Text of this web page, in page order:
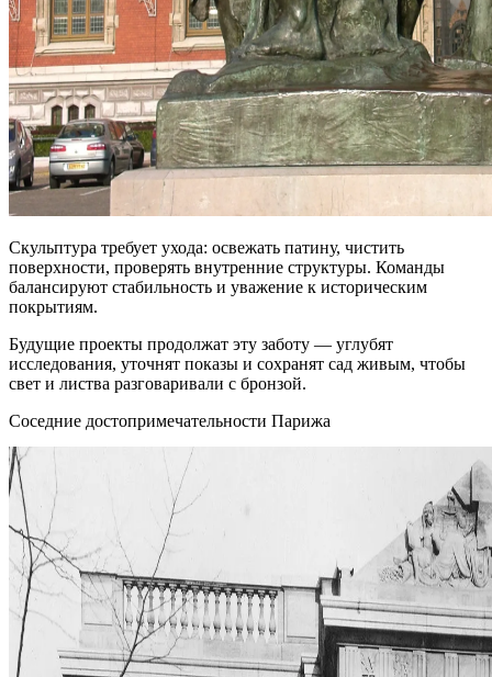
Скульптура требует ухода: освежать патину, чистить
поверхности, проверять внутренние структуры. Команды
балансируют стабильность и уважение к историческим
покрытиям.
Будущие проекты продолжат эту заботу — углубят
исследования, уточнят показы и сохранят сад живым, чтобы
свет и листва разговаривали с бронзой.
Соседние достопримечательности Парижа